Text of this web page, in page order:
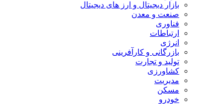
بازار دیجیتال و ارز های دیجیتال
صنعت و معدن
فناوری
ارتباطات
انرژی
بازرگانی و کارآفرینی
تولید و تجارت
کشاورزی
مدیریت
مسکن
خودرو